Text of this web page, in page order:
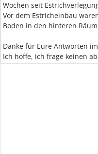
Wochen seit
Vor dem Estricheinbau
Boden in den hinteren
Danke für Eure Antworten
Ich hoffe, ich frage keinen